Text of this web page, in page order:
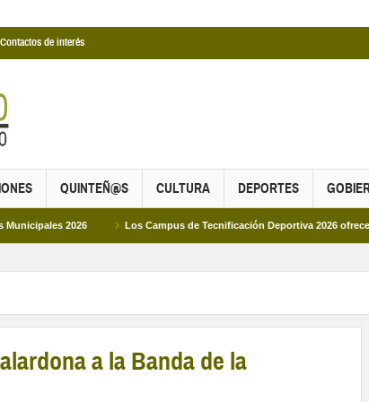
Contactos de interés
QUINTEÑ@S CULTURA DEPORTES
2026 Los Campus de Tecnificación Deportiva 2026 ofrecen cuatro
a la Banda de la